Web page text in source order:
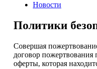
Новости
Политики
Совершая
договор пожертвования
оферты, которая